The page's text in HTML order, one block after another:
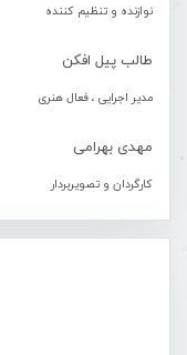
نوازنده و تنظیم کننده
طالب پیل افکن
مدیر اجرایی ، فعال هنری
مهدی بهرامی
کارگردان و تصویربردار